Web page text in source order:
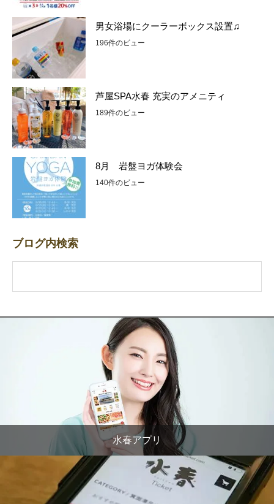
男女浴場にクーラーボックス設置♫
196件のビュー
芦屋SPA水春 充実のアメニティ
189件のビュー
8月 岩盤ヨガ体験会
140件のビュー
ブログ内検索
水春アプリ